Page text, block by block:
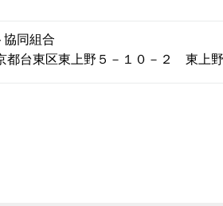
協同組合
台東区東上野５－１０－２ 東上野